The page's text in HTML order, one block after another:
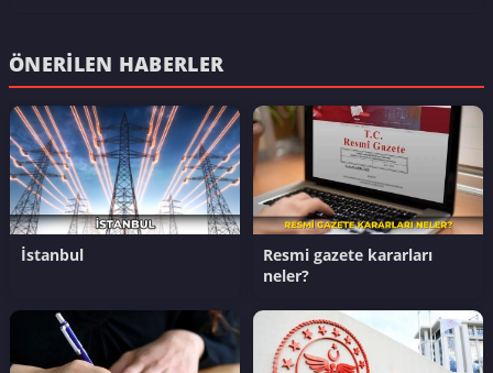
ÖNERILEN HABERLER
İstanbul
Resmi gazete kararları
neler?